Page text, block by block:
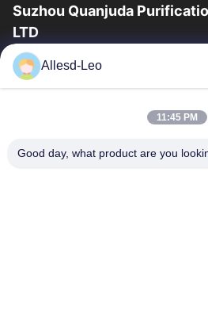
Suzhou Quanjuda
LTD
16years ervaring, als belangrijke
ESD & Cleanroom producten, bieden
Huis
Allesd-Leo
11:45 PM
Good day, what product are you